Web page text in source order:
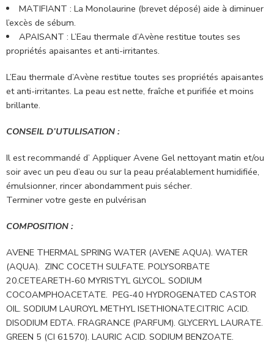
MATIFIANT : La Monolaurine (brevet déposé) aide à diminuer
l’excès de sébum.
APAISANT : L’Eau thermale d’Avène restitue toutes ses
propriétés apaisantes et anti-irritantes.
L’Eau thermale d’Avène restitue toutes ses propriétés apaisantes
et anti-irritantes. La peau est nette, fraîche et purifiée et moins
brillante.
CONSEIL D’UTULISATION :
Il est recommandé d’ Appliquer Avene Gel nettoyant matin et/ou
soir avec un peu d’eau ou sur la peau préalablement humidifiée,
émulsionner, rincer abondamment puis sécher.
Terminer votre geste en pulvérisan
COMPOSITION :
AVENE THERMAL SPRING WATER (AVENE AQUA). WATER
(AQUA). ZINC COCETH SULFATE. POLYSORBATE
20.CETEARETH-60 MYRISTYL GLYCOL. SODIUM
COCOAMPHOACETATE. PEG-40 HYDROGENATED CASTOR
OIL. SODIUM LAUROYL METHYL ISETHIONATE.CITRIC ACID.
DISODIUM EDTA. FRAGRANCE (PARFUM). GLYCERYL LAURATE.
GREEN 5 (CI 61570). LAURIC ACID. SODIUM BENZOATE.